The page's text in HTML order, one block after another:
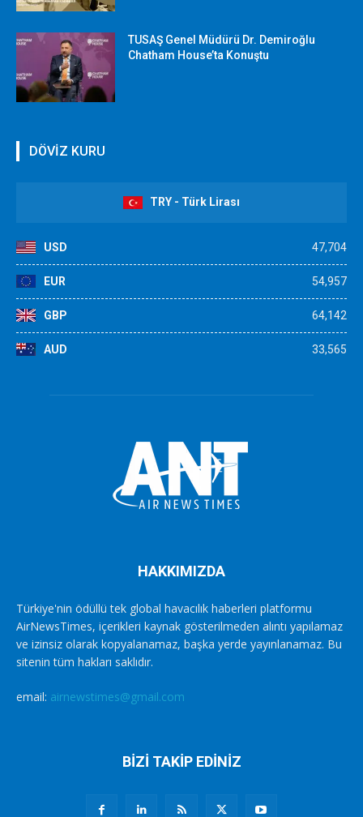
TUSAŞ Genel Müdürü Dr. Demiroğlu
Chatham House’ta Konuştu
DÖVİZ KURU
TRY - Türk Lirası
USD 47,704
EUR 54,957
GBP 64,142
AUD 33,565
HAKKIMIZDA
Türkiye'nin ödüllü tek global havacılık haberleri platformu
AirNewsTimes, içerikleri kaynak gösterilmeden alıntı yapılamaz
ve izinsiz olarak kopyalanamaz, başka yerde yayınlanamaz. Bu
sitenin tüm hakları saklıdır.
email: airnewstimes@gmail.com
BİZİ TAKİP EDİNİZ